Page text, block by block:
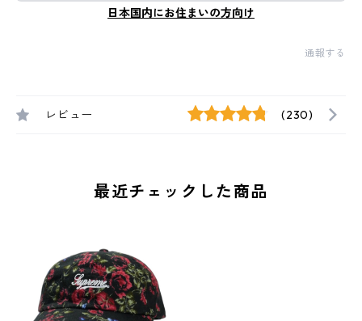
日本国内にお住まいの方向け
通報する
レビュー (230)
最近チェックした商品